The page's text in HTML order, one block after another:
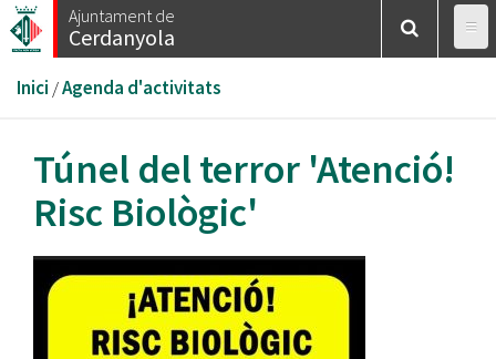
Vés
al
Ajuntament de
Cerdanyola
Esteu
aquí
Inici /Agenda d'activitats
Túnel del terror 'Atenció!
Risc Biològic'